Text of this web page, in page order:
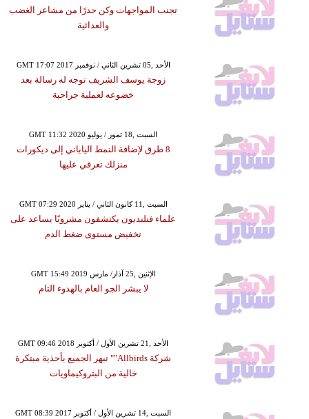
تجنب المواجهات وكن حذرًا من مشاعر الغضب
والعدائية
GMT 17:07 2017 الأحد ,05 تشرين الثاني / نوفمبر
زوجة يوسف الشريف توجه له رسالة بعد
خضوعه لعملية جراحية
GMT 11:32 2020 السبت ,18 تموز / يوليو
8 طرق لإضافة النمط الياباني إلى ديكورات
منزلك تعرفي عليها
GMT 07:29 2020 السبت ,11 كانون الثاني / يناير
علماء فنلنديون يكتشفون مشروبًا يساعد على
تخفيض مستوى ضغط الدم
GMT 15:49 2019 الإثنين ,25 آذار/ مارس
لا يبشر الجو العام بالهدوء التام
GMT 09:46 2018 الأحد ,21 تشرين الأول / أكتوبر
شركة Allbirds"" تبهر الجميع بأحذية مبتكرة
خالية من البتروكيماويات
GMT 08:39 2017 السبت ,14 تشرين الأول / أكتوبر